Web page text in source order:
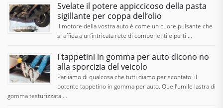
Svelate il potere appiccicoso della pasta
sigillante per coppa dell’olio
Il motore della vostra auto è come un cuore pulsante che
si affida a un’intricata rete di componenti e parti …
I tappetini in gomma per auto dicono no
alla sporcizia del veicolo
Parliamo di qualcosa che tutti diamo per scontato: il
potente tappetino in gomma per auto. Quell’umile lastra di
gomma testurizzata …